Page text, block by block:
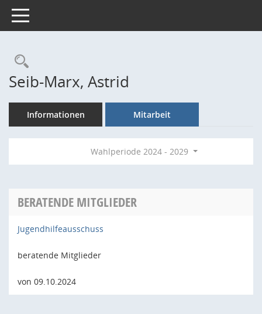
Toggle navigation
Rechercheauswahl
Seib-Marx, Astrid
Informationen Mitarbeit
Wahlperiode 2024 - 2029
BERATENDE MITGLIEDER
Jugendhilfeausschuss
beratende Mitglieder
von 09.10.2024